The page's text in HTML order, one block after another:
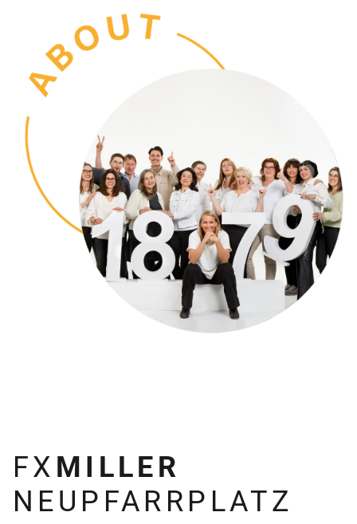
FX MILLER
NEUPFARRPLATZ